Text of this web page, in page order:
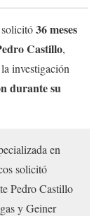
36 meses
Castillo,
investigación
durante su
en
solicitó
Pedro Castillo
y Geiner